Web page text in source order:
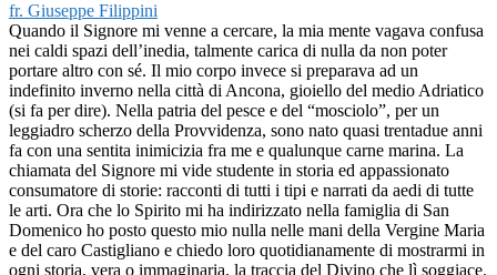
fr. Giuseppe Filippini
Quando il Signore mi venne a cercare, la mia mente vagava confusa
nei caldi spazi dell’inedia, talmente carica di nulla da non poter
portare altro con sé. Il mio corpo invece si preparava ad un
indefinito inverno nella città di Ancona, gioiello del medio Adriatico
(si fa per dire). Nella patria del pesce e del “mosciolo”, per un
leggiadro scherzo della Provvidenza, sono nato quasi trentadue anni
fa con una sentita inimicizia fra me e qualunque carne marina. La
chiamata del Signore mi vide studente in storia ed appassionato
consumatore di storie: racconti di tutti i tipi e narrati da aedi di tutte
le arti. Ora che lo Spirito mi ha indirizzato nella famiglia di San
Domenico ho posto questo mio nulla nelle mani della Vergine Maria
e del caro Castigliano e chiedo loro quotidianamente di mostrarmi in
ogni storia, vera o immaginaria, la traccia del Divino che lì soggiace.